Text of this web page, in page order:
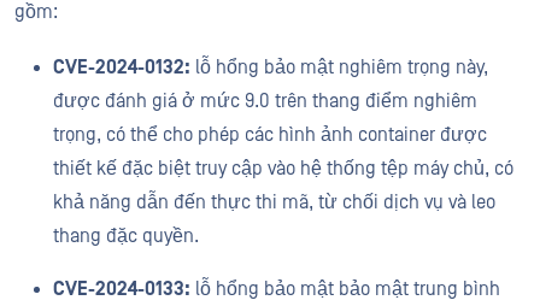
gồm:
CVE-2024-0132: lỗ hổng bảo mật nghiêm trọng này,
được đánh giá ở mức 9.0 trên thang điểm nghiêm
trọng, có thể cho phép các hình ảnh container được
thiết kế đặc biệt truy cập vào hệ thống tệp máy chủ, có
khả năng dẫn đến thực thi mã, từ chối dịch vụ và leo
thang đặc quyền.
CVE-2024-0133: lỗ hổng bảo mật bảo mật trung bình